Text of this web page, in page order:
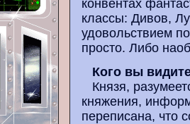
конвентах
классы: Дивов,
удовольствием
просто. Либо
Кого вы
Князя,
княжения,
переписана, что